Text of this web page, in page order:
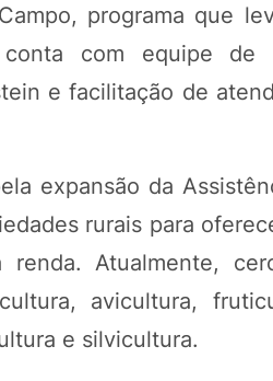
programa que
com equipe de
e facilitação de
expansão da
rurais para
Atualmente,
avicultura,
e silvicultura.